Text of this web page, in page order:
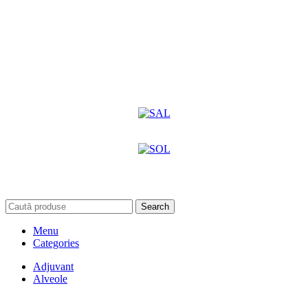
Search
Menu
Categories
Adjuvant
Alveole